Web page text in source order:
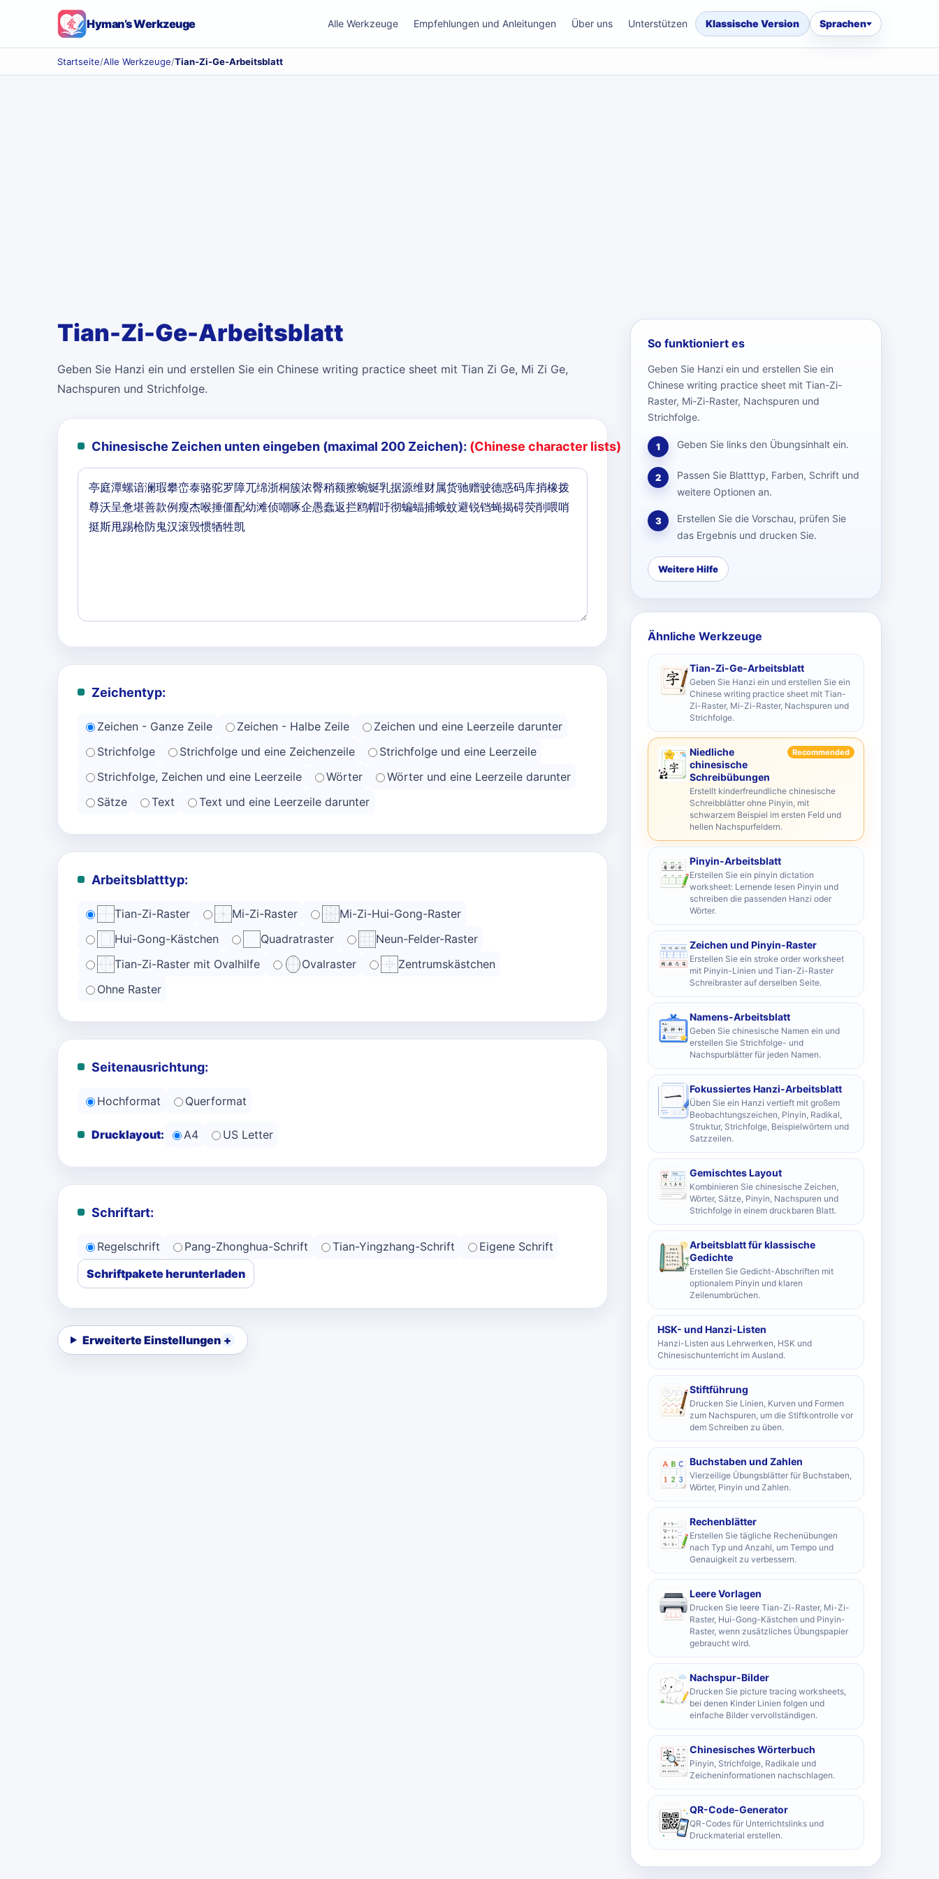
Hyman’s Werkzeuge Alle Werkzeuge Empfehlungen und Anleitungen Über uns Unterstützen Klassische Version Sprachen
Startseite/Alle Werkzeuge/Tian-Zi-Ge-Arbeitsblatt
Tian-Zi-Ge-Arbeitsblatt
Geben Sie Hanzi ein und erstellen Sie ein Chinese writing practice sheet mit Tian Zi Ge, Mi Zi Ge,
Nachspuren und Strichfolge.
Chinesische Zeichen unten eingeben (maximal 200 Zeichen): (Chinese character lists)
Zeichentyp:
Zeichen - Ganze Zeile Zeichen - Halbe Zeile
Zeichen und eine Leerzeile darunter
Strichfolge
Strichfolge und eine Zeichenzeile
Strichfolge und eine Leerzeile
Strichfolge, Zeichen und eine Leerzeile
Wörter
Wörter und eine Leerzeile darunter
Sätze
Text Text und eine Leerzeile darunter
Arbeitsblatttyp:
Tian-Zi-Raster Mi-Zi-Raster
Mi-Zi-Hui-Gong-Raster
Hui-Gong-Kästchen
Quadratraster
Neun-Felder-Raster
Tian-Zi-Raster mit Ovalhilfe
Ovalraster
Zentrumskästchen
Ohne Raster
Seitenausrichtung:
Hochformat Querformat
Drucklayout: A4 US Letter
Schriftart:
Regelschrift Pang-Zhonghua-Schrift Tian-Yingzhang-Schrift
Eigene Schrift
Schriftpakete herunterladen
Erweiterte Einstellungen
So funktioniert es
Geben Sie Hanzi ein und erstellen Sie ein
Chinese writing practice sheet mit Tian-Zi-
Raster, Mi-Zi-Raster, Nachspuren und
Strichfolge.
1 Geben Sie links den Übungsinhalt ein.
2
Passen Sie Blatttyp, Farben, Schrift und
weitere Optionen an.
3
Erstellen Sie die Vorschau, prüfen Sie
das Ergebnis und drucken Sie.
Weitere Hilfe
Ähnliche Werkzeuge
Tian-Zi-Ge-Arbeitsblatt
Geben Sie Hanzi ein und erstellen Sie ein
Chinese writing practice sheet mit Tian-
Zi-Raster, Mi-Zi-Raster, Nachspuren und
Strichfolge.
Niedliche
chinesische
Schreibübungen
Recommended
Erstellt kinderfreundliche chinesische
Schreibblätter ohne Pinyin, mit
schwarzem Beispiel im ersten Feld und
hellen Nachspurfeldern.
Pinyin-Arbeitsblatt
Erstellen Sie ein pinyin dictation
worksheet: Lernende lesen Pinyin und
schreiben die passenden Hanzi oder
Wörter.
Zeichen und Pinyin-Raster
Erstellen Sie ein stroke order worksheet
mit Pinyin-Linien und Tian-Zi-Raster
Schreibraster auf derselben Seite.
Namens-Arbeitsblatt
Geben Sie chinesische Namen ein und
erstellen Sie Strichfolge- und
Nachspurblätter für jeden Namen.
Fokussiertes Hanzi-Arbeitsblatt
Üben Sie ein Hanzi vertieft mit großem
Beobachtungszeichen, Pinyin, Radikal,
Struktur, Strichfolge, Beispielwörtern und
Satzzeilen.
Gemischtes Layout
Kombinieren Sie chinesische Zeichen,
Wörter, Sätze, Pinyin, Nachspuren und
Strichfolge in einem druckbaren Blatt.
Arbeitsblatt für klassische
Gedichte
Erstellen Sie Gedicht-Abschriften mit
optionalem Pinyin und klaren
Zeilenumbrüchen.
HSK- und Hanzi-Listen
Hanzi-Listen aus Lehrwerken, HSK und
Chinesischunterricht im Ausland.
Stiftführung
Drucken Sie Linien, Kurven und Formen
zum Nachspuren, um die Stiftkontrolle vor
dem Schreiben zu üben.
Buchstaben und Zahlen
Vierzeilige Übungsblätter für Buchstaben,
Wörter, Pinyin und Zahlen.
Rechenblätter
Erstellen Sie tägliche Rechenübungen
nach Typ und Anzahl, um Tempo und
Genauigkeit zu verbessern.
Leere Vorlagen
Drucken Sie leere Tian-Zi-Raster, Mi-Zi-
Raster, Hui-Gong-Kästchen und Pinyin-
Raster, wenn zusätzliches Übungspapier
gebraucht wird.
Nachspur-Bilder
Drucken Sie picture tracing worksheets,
bei denen Kinder Linien folgen und
einfache Bilder vervollständigen.
Chinesisches Wörterbuch
Pinyin, Strichfolge, Radikale und
Zeicheninformationen nachschlagen.
QR-Code-Generator
QR-Codes für Unterrichtslinks und
Druckmaterial erstellen.